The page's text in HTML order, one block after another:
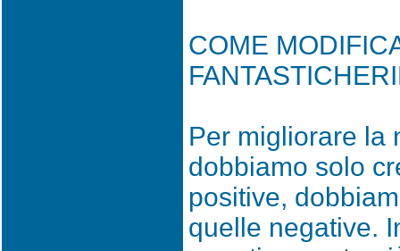
COME
Per migliorare la
dobbiamo solo
positive,
quelle negative.